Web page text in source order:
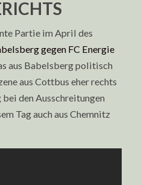
Partie im April des
gegen FC Energie
aus Babelsberg politisch
aus Cottbus eher rechts
den Ausschreitungen
Tag auch aus Chemnitz